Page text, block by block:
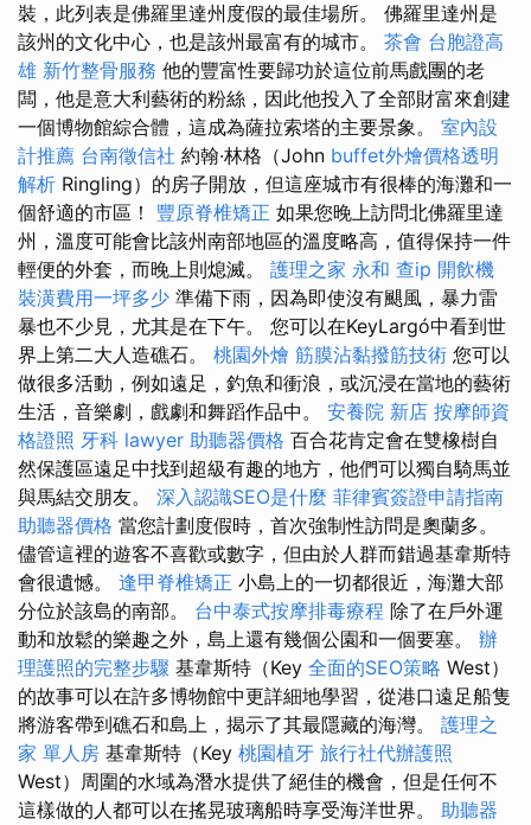
裝，此列表是佛羅里達州度假的最佳場所。 佛羅里達州是
該州的文化中心，也是該州最富有的城市。 茶會 台胞證高
雄 新竹整骨服務 他的豐富性要歸功於這位前馬戲團的老
闆，他是意大利藝術的粉絲，因此他投入了全部財富來創建
一個博物館綜合體，這成為薩拉索塔的主要景象。 室內設
計推薦 台南徵信社 約翰·林格（John buffet外燴價格透明
解析 Ringling）的房子開放，但這座城市有很棒的海灘和一
個舒適的市區！ 豐原脊椎矯正 如果您晚上訪問北佛羅里達
州，溫度可能會比該州南部地區的溫度略高，值得保持一件
輕便的外套，而晚上則熄滅。 護理之家 永和 查ip 開飲機
裝潢費用一坪多少 準備下雨，因為即使沒有颶風，暴力雷
暴也不少見，尤其是在下午。 您可以在KeyLargó中看到世
界上第二大人造礁石。 桃園外燴 筋膜沾黏撥筋技術 您可以
做很多活動，例如遠足，釣魚和衝浪，或沉浸在當地的藝術
生活，音樂劇，戲劇和舞蹈作品中。 安養院 新店 按摩師資
格證照 牙科 lawyer 助聽器價格 百合花肯定會在雙橡樹自
然保護區遠足中找到超級有趣的地方，他們可以獨自騎馬並
與馬結交朋友。 深入認識SEO是什麼 菲律賓簽證申請指南
助聽器價格 當您計劃度假時，首次強制性訪問是奧蘭多。
儘管這裡的遊客不喜歡或數字，但由於人群而錯過基韋斯特
會很遺憾。 逢甲脊椎矯正 小島上的一切都很近，海灘大部
分位於該島的南部。 台中泰式按摩排毒療程 除了在戶外運
動和放鬆的樂趣之外，島上還有幾個公園和一個要塞。 辦
理護照的完整步驟 基韋斯特（Key 全面的SEO策略 West）
的故事可以在許多博物館中更詳細地學習，從港口遠足船隻
將游客帶到礁石和島上，揭示了其最隱藏的海灣。 護理之
家 單人房 基韋斯特（Key 桃園植牙 旅行社代辦護照
West）周圍的水域為潛水提供了絕佳的機會，但是任何不
這樣做的人都可以在搖晃玻璃船時享受海洋世界。 助聽器